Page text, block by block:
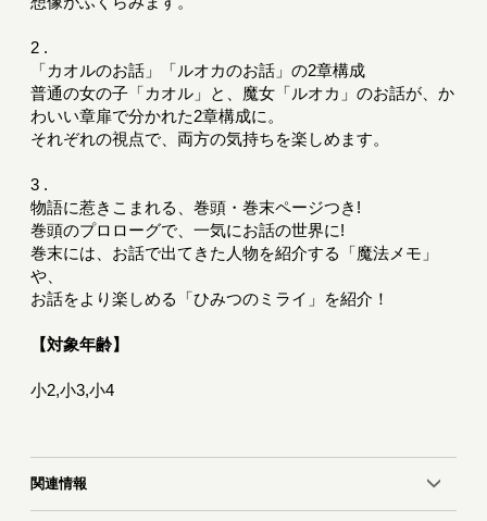
2 .
「カオルのお話」「ルオカのお話」の2章構成
普通の女の子「カオル」と、魔女「ルオカ」のお話が、か
わいい章扉で分かれた2章構成に。
それぞれの視点で、両方の気持ちを楽しめます。
3 .
物語に惹きこまれる、巻頭・巻末ページつき!
巻頭のプロローグで、一気にお話の世界に!
巻末には、お話で出てきた人物を紹介する「魔法メモ」
や、
お話をより楽しめる「ひみつのミライ」を紹介！
【対象年齢】
小2,小3,小4
関連情報